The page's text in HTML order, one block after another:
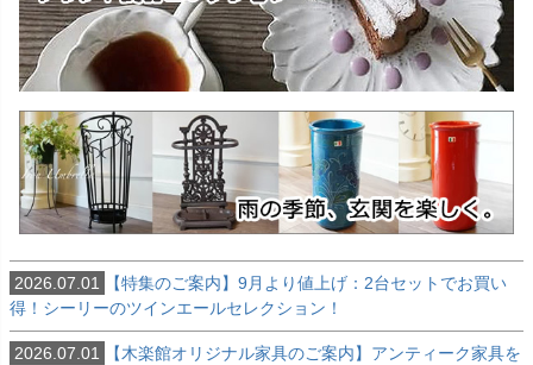
2026.07.01
【特集のご案内】9月より値上げ：2台セットでお買い
得！シーリーのツインエールセレクション！
2026.07.01
【木楽館オリジナル家具のご案内】アンティーク家具を